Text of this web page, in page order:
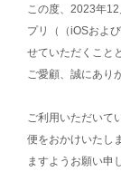
この度、2023年
プリ（（iOSおよ
せていただくこと
ご愛顧、誠にあり
ご利用いただいて
便をおかけいたし
ますようお願い申